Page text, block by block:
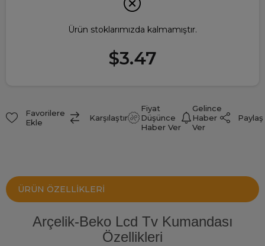
Ürün stoklarımızda kalmamıştır.
$3.47
Favorilere
Ekle
Karşılaştır
Fiyat
Düşünce
Haber Ver
Gelince
Haber
Ver
Paylaş
ÜRÜN ÖZELLIKLERI
Arçelik-Beko Lcd Tv Kumandası
Özellikleri